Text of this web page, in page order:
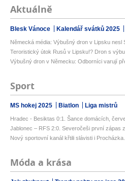
Aktuálně
Blesk Vánoce Kalendář svátků 2025
Německá média: Výbušný dron v Lipsku nesl
Teroristický útok Rusů v Lipsku!? Dron s
Výbušný dron v Německu: Odborníci varují
Sport
MS hokej 2025 Biatlon Liga mistrů
Hradec - Besiktas 0:1. Šance domácích,
Jablonec – RFS 2:0. Severočeši první zápas
Nový sportovní kanál křtili slávisti i Procházka.
Móda a krása